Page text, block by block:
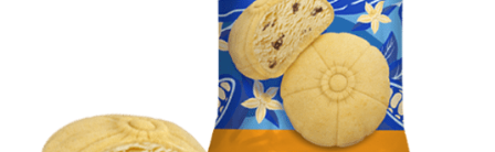
Тендерні закупівлі
Контакти
Вакансії